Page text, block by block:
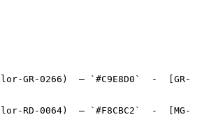
GR-0266)  — `#C9E8D0`  -  [GR-
RD-0064)  — `#F8CBC2`  -  [MG-